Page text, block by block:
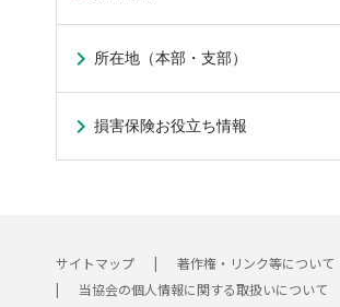
所在地（本部・支部）
損害保険お役立ち情報
サイトマップ 著作権・リンク等について
当協会の個人情報に関する取扱いについて